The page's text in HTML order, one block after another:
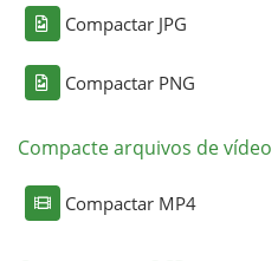
Compactar JPG
Compactar PNG
Compacte arquivos de vídeo
Compactar MP4